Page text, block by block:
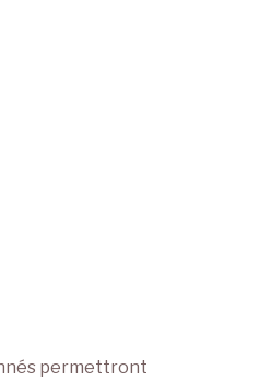
permettront